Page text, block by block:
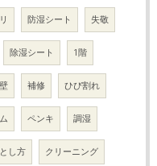
防湿シート 失敬
除湿シート 1階
補修 ひび割れ
ペンキ 調湿
し方 クリーニング